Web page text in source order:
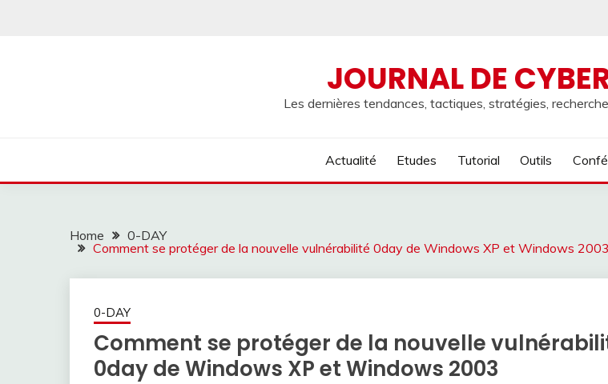
JOURNAL DE
Les dernières tendances, tactiques, stratégies,
Actualité Etudes Tutorial Outils
Home
0-DAY
Comment se protéger de la nouvelle vulnérabilité 0day de Windows XP et Windows 2003
0-DAY
Comment se protéger de la nouvelle
0day de Windows XP et Windows 2003